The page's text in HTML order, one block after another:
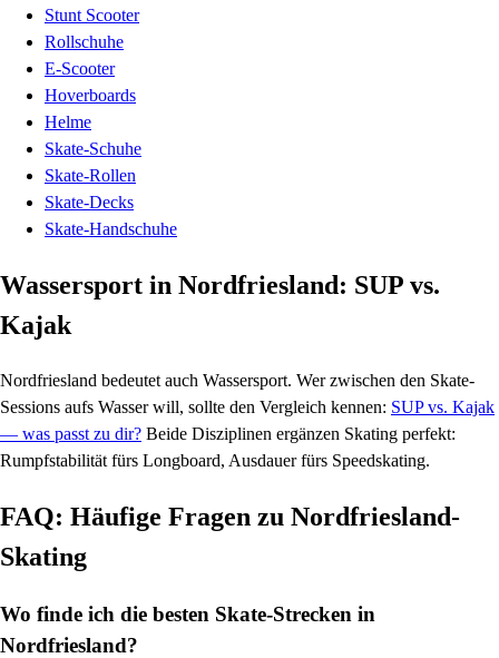
Stunt Scooter
Rollschuhe
E-Scooter
Hoverboards
Helme
Skate-Schuhe
Skate-Rollen
Skate-Decks
Skate-Handschuhe
Wassersport in Nordfriesland: SUP vs.
Kajak
Nordfriesland bedeutet auch Wassersport. Wer zwischen den Skate-
Sessions aufs Wasser will, sollte den Vergleich kennen: SUP vs. Kajak
— was passt zu dir? Beide Disziplinen ergänzen Skating perfekt:
Rumpfstabilität fürs Longboard, Ausdauer fürs Speedskating.
FAQ: Häufige Fragen zu Nordfriesland-
Skating
Wo finde ich die besten Skate-Strecken in
Nordfriesland?